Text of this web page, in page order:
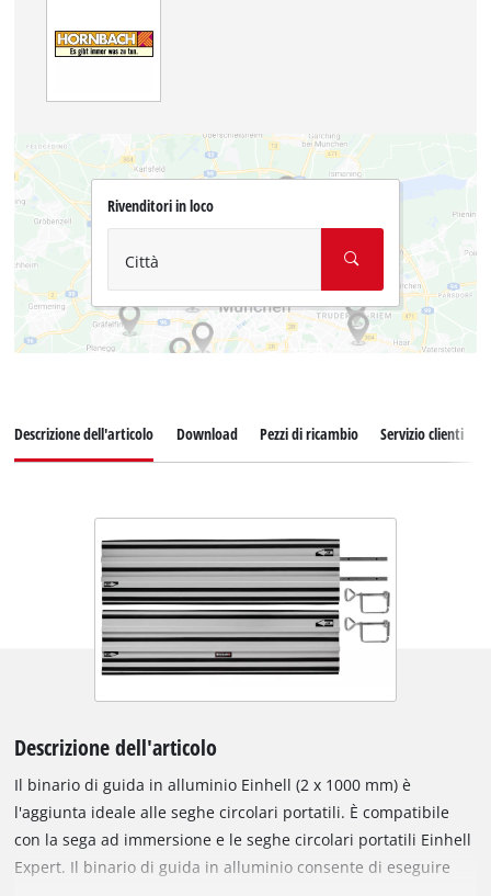
Rivenditori in loco
Città
Descrizione dell'articolo Download Pezzi di ricambio Servizio clienti
Descrizione dell'articolo
Il binario di guida in alluminio Einhell (2 x 1000 mm) è
l'aggiunta ideale alle seghe circolari portatili. È compatibile
con la sega ad immersione e le seghe circolari portatili Einhell
Expert. Il binario di guida in alluminio consente di eseguire